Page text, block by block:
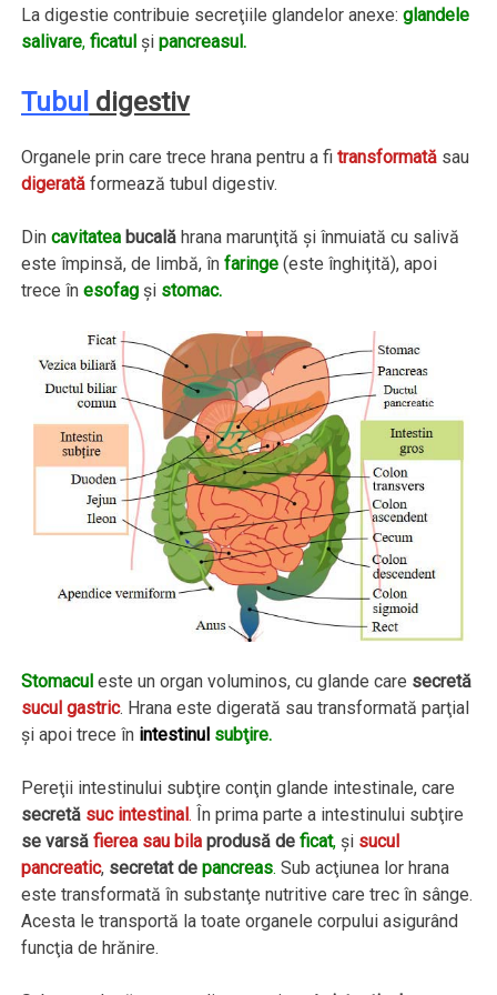
La digestie contribuie secreţiile glandelor anexe:glandele
salivare,ficatul şipancreasul.
Tubul digestiv
Organele prin care trece hrana pentru a fitransformată sau
digerată formează tubul digestiv.
Dincavitatea bucalăhrana marunţită şi înmuiată cu salivă
este împinsă, de limbă, înfaringe (este înghiţită), apoi
trece în esofag şi stomac.
Stomacul este un organ voluminos, cu glande care secretă
sucul gastric. Hrana este digerată sau transformată parţial
şi apoi trece în intestinul subţire.
Pereţii intestinului subţire conţin glande intestinale, care
secretă suc intestinal. În prima parte a intestinului subţire
se varsă fierea sau bila produsă de ficat, şi sucul
pancreatic, secretat de pancreas. Sub acţiunea lor hrana
este transformată în substanţe nutritive care trec în sânge.
Acesta le transportă la toate organele corpului asigurând
funcţia de hrănire.